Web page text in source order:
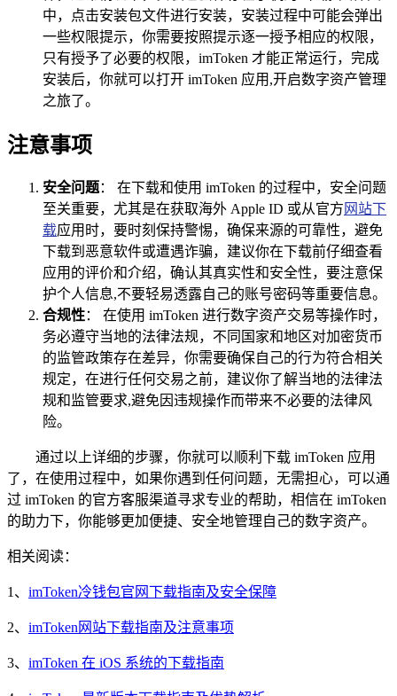
中，点击安装包文件进行安装，安装过程中可能会弹出
一些权限提示，你需要按照提示逐一授予相应的权限，
只有授予了必要的权限，imToken 才能正常运行，完成
安装后，你就可以打开 imToken 应用,开启数字资产管理
之旅了。
注意事项
安全问题： 在下载和使用 imToken 的过程中，安全问题
至关重要，尤其是在获取海外 Apple ID 或从官方 网站下
载应用时，要时刻保持警惕，确保来源的可靠性，避免
下载到恶意软件或遭遇诈骗，建议你在下载前仔细查看
应用的评价和介绍，确认其真实性和安全性，要注意保
护个人信息,不要轻易透露自己的账号密码等重要信息。
合规性： 在使用 imToken 进行数字资产交易等操作时，
务必遵守当地的法律法规，不同国家和地区对加密货币
的监管政策存在差异，你需要确保自己的行为符合相关
规定，在进行任何交易之前，建议你了解当地的法律法
规和监管要求,避免因违规操作而带来不必要的法律风
险。
通过以上详细的步骤，你就可以顺利下载 imToken 应用
了，在使用过程中，如果你遇到任何问题，无需担心，可以通
过 imToken 的官方客服渠道寻求专业的帮助，相信在 imToken
的助力下，你能够更加便捷、安全地管理自己的数字资产。
相关阅读：
1、 imToken冷钱包官网下载指南及安全保障
2、 imToken网站下载指南及注意事项
3、 imToken 在 iOS 系统的下载指南